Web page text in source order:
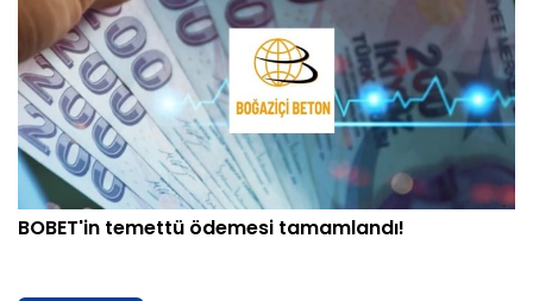
BOBET'in temettü ödemesi tamamlandı!